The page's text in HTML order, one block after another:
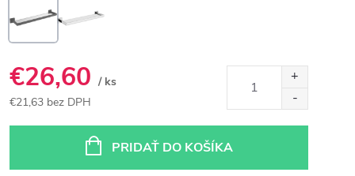
€26,60 / ks
€21,63 bez DPH
PRIDAŤ DO KOŠÍKA